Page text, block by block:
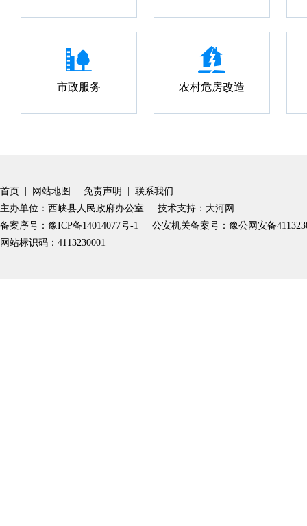
市政服务 农村危房改造
首页 网站地图 免责声明
联系我们
主办单位：西峡县人民政府办公室 技术支持：大河网
备案序号：豫ICP备14014077号-1
公安机关备案号：豫公网安备
网站标识码：4113230001